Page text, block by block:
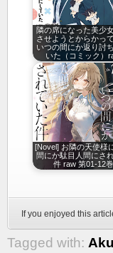
隣の席になった美少
させようとからかっ
いつの間にか返り討
いた（コミック）
[Novel] お隣の天使様
間にか駄目人間にさ
件 raw 第01-12
If you enjoyed this
Tagged with: